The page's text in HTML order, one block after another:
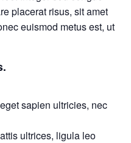
placerat risus, sit amet
euismod metus est, ut
sapien ultricies, nec
ultrices, ligula leo